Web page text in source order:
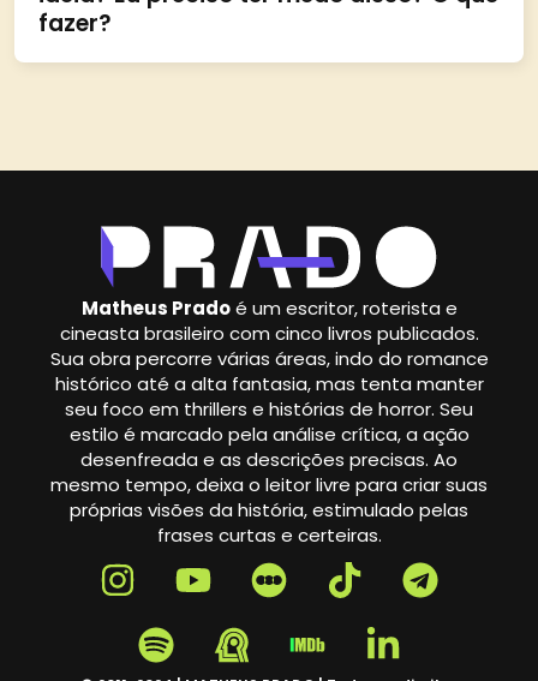
fazer?
Matheus Pradoé um escritor, roterista e
cineasta brasileiro com cinco livros publicados.
Sua obra percorre várias áreas, indo do romance
histórico até a alta fantasia, mas tenta manter
seu foco em thrillers e histórias de horror. Seu
estilo é marcado pela análise crítica, a ação
desenfreada e as descrições precisas. Ao
mesmo tempo, deixa o leitor livre para criar suas
próprias visões da história, estimulado pelas
frases curtas e certeiras.